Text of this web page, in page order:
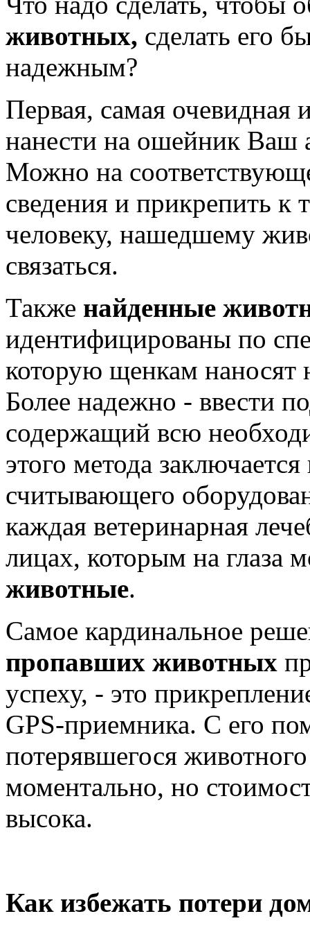
животных, сделать его
надежным?
Первая, самая очевидная
нанести на ошейник Ваш
Можно на
сведения и прикрепить к
человеку, нашедшему
связаться.
Также найденные
идентифицированы по
которую щенкам наносят
Более надежно - ввести
содержащий всю
этого метода
считывающего
каждая ветеринарная
лицах, которым на глаза
животные.
Самое кардинальное
пропавших животных
успеху, - это
GPS-приемника. С его
потерявшегося
моментально, но
высока.
Как избежать потери